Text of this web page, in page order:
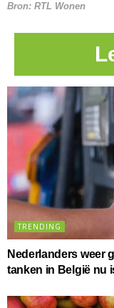
Bron: RTL Wonen
TRENDING
Nederlanders weer
tanken in België nu